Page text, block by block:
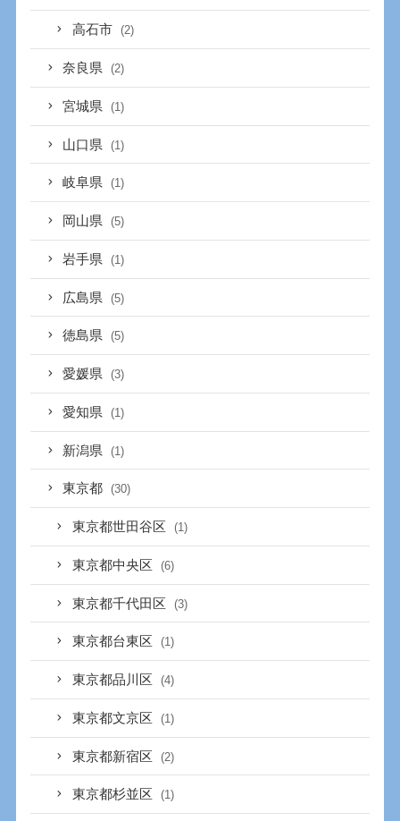
高石市 (2)
奈良県 (2)
宮城県 (1)
山口県 (1)
岐阜県 (1)
岡山県 (5)
岩手県 (1)
広島県 (5)
徳島県 (5)
愛媛県 (3)
愛知県 (1)
新潟県 (1)
東京都 (30)
東京都世田谷区 (1)
東京都中央区 (6)
東京都千代田区 (3)
東京都台東区 (1)
東京都品川区 (4)
東京都文京区 (1)
東京都新宿区 (2)
東京都杉並区 (1)